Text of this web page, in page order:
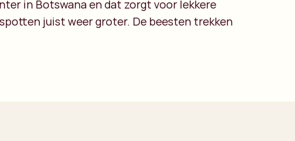
in Botswana en dat zorgt voor lekkere
juist weer groter. De beesten trekken